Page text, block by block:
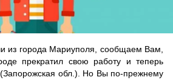
из города Мариуполя, сообщаем Вам,
прекратил свою работу и теперь
(Запорожская обл.). Но Вы по-прежнему